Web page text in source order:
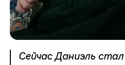
Сейчас Даниэль